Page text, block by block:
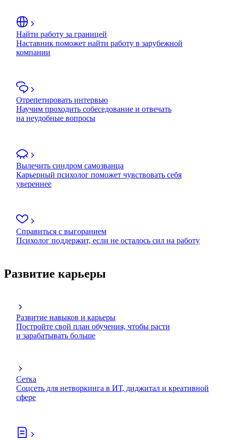
Найти работу за границей
Наставник поможет найти работу в зарубежной
компании
Отрепетировать интервью
Научим проходить собеседование и отвечать
на неудобные вопросы
Вылечить синдром самозванца
Карьерный психолог поможет чувствовать себя
увереннее
Справиться с выгоранием
Психолог поддержит, если не осталось сил на работу
Развитие карьеры
Развитие навыков и карьеры
Постройте свой план обучения, чтобы расти
и зарабатывать больше
Сетка
Соцсеть для нетворкинга в ИТ, диджитал и креативной
сфере